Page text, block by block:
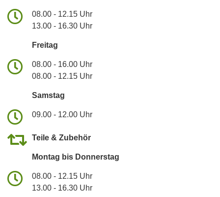
08.00 - 12.15 Uhr
13.00 - 16.30 Uhr
Freitag
08.00 - 16.00 Uhr
08.00 - 12.15 Uhr
Samstag
09.00 - 12.00 Uhr
Teile & Zubehör
Montag bis Donnerstag
08.00 - 12.15 Uhr
13.00 - 16.30 Uhr